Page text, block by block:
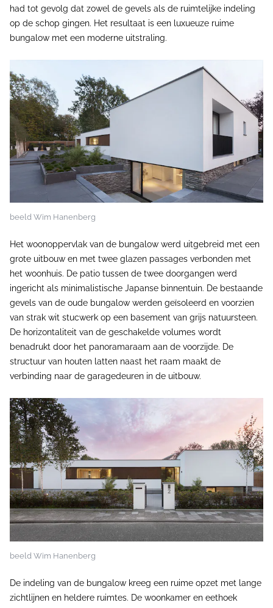
had tot gevolg dat zowel de gevels als de ruimtelijke indeling
op de schop gingen. Het resultaat is een luxueuze ruime
bungalow met een moderne uitstraling.
beeld Wim Hanenberg
Het woonoppervlak van de bungalow werd uitgebreid met een
grote uitbouw en met twee glazen passages verbonden met
het woonhuis. De patio tussen de twee doorgangen werd
ingericht als minimalistische Japanse binnentuin. De bestaande
gevels van de oude bungalow werden geïsoleerd en voorzien
van strak wit stucwerk op een basement van grijs natuursteen.
De horizontaliteit van de geschakelde volumes wordt
benadrukt door het panoramaraam aan de voorzijde. De
structuur van houten latten naast het raam maakt de
verbinding naar de garagedeuren in de uitbouw.
beeld Wim Hanenberg
De indeling van de bungalow kreeg een ruime opzet met lange
zichtlijnen en heldere ruimtes. De woonkamer en eethoek